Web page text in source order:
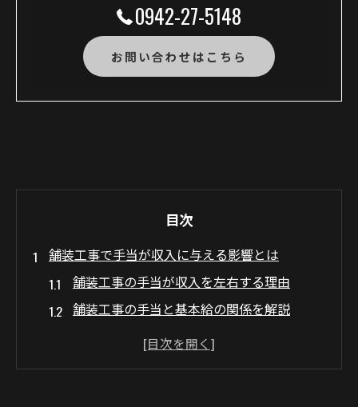
0942-27-5148
お問い合わせはこちら
目次
舗装工事で手当が収入に与える影響とは
舗装工事の手当が収入を左右する理由
舗装工事の手当と基本給の関係を解説
舗装工事での手当支給基準と現場の違い